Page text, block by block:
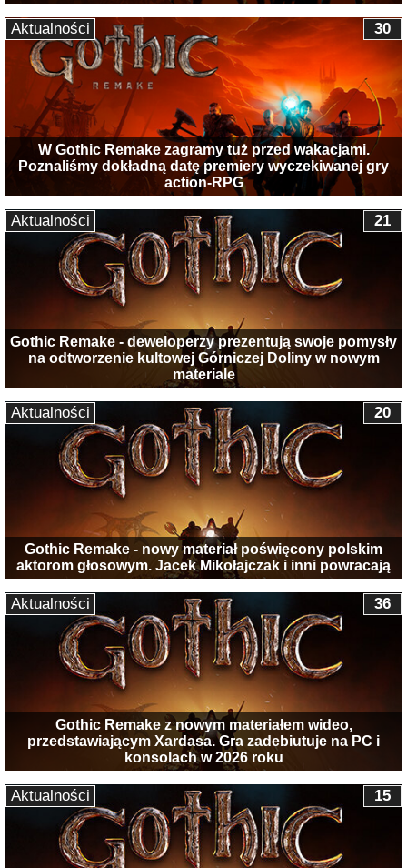
W Gothic Remake zagramy tuż przed wakacjami.
Poznaliśmy dokładną datę premiery wyczekiwanej gry
action-RPG
30
Aktualności
Gothic Remake - deweloperzy prezentują swoje pomysły
na odtworzenie kultowej Górniczej Doliny w nowym
materiale
21
Aktualności
Gothic Remake - nowy materiał poświęcony polskim
aktorom głosowym. Jacek Mikołajczak i inni powracają
20
Aktualności
Gothic Remake z nowym materiałem wideo,
przedstawiającym Xardasa. Gra zadebiutuje na PC i
konsolach w 2026 roku
36
Aktualności
15
Aktualności